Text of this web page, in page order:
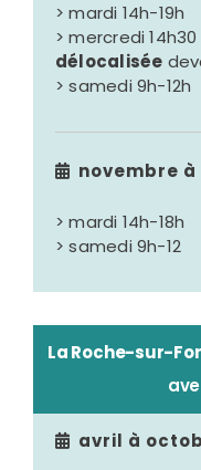
> mardi 14h-19h
> mercredi 14h30
délocalisée
> samedi 9h-12h
novembre à
> mardi 14h-18h
> samedi 9h-12
La Roche-sur-
avril à